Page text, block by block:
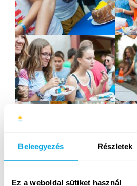
Beleegyezés Részletek
Ez a weboldal sütiket használ